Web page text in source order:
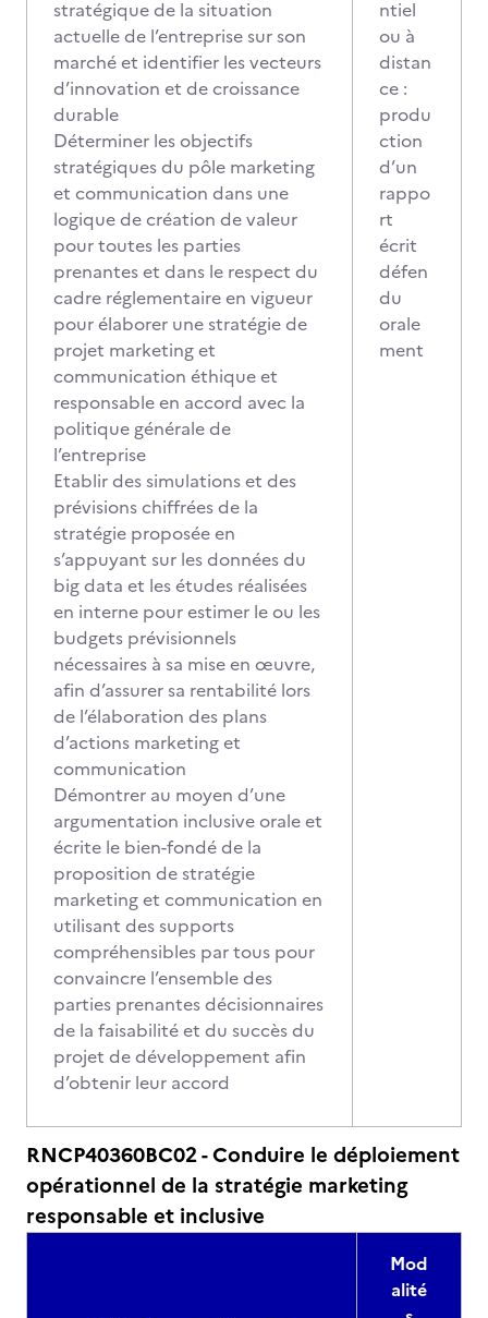
stratégique de la situation
actuelle de l’entreprise sur son
marché et identifier les vecteurs
d’innovation et de croissance
durable
Déterminer les objectifs
stratégiques du pôle marketing
et communication dans une
logique de création de valeur
pour toutes les parties
prenantes et dans le respect du
cadre réglementaire en vigueur
pour élaborer une stratégie de
projet marketing et
communication éthique et
responsable en accord avec la
politique générale de
l’entreprise
Etablir des simulations et des
prévisions chiffrées de la
stratégie proposée en
s’appuyant sur les données du
big data et les études réalisées
en interne pour estimer le ou les
budgets prévisionnels
nécessaires à sa mise en œuvre,
afin d’assurer sa rentabilité lors
de l’élaboration des plans
d’actions marketing et
communication
Démontrer au moyen d’une
argumentation inclusive orale et
écrite le bien-fondé de la
proposition de stratégie
marketing et communication en
utilisant des supports
compréhensibles par tous pour
convaincre l’ensemble des
parties prenantes décisionnaires
de la faisabilité et du succès du
projet de développement afin
d’obtenir leur accord
ntiel
ou à
distan
ce :
produ
ction
d’un
rappo
rt
écrit
défen
du
orale
ment
RNCP40360BC02 - Conduire le déploiement
opérationnel de la stratégie marketing
responsable et inclusive
Mod
alité